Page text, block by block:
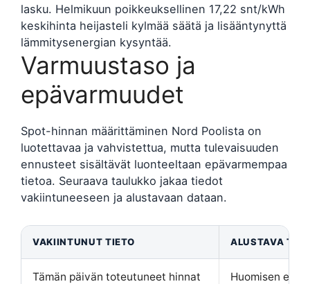
lasku. Helmikuun poikkeuksellinen 17,22 snt/kWh
keskihinta heijasteli kylmää säätä ja lisääntynyttä
lämmitysenergian kysyntää.
Varmuustaso ja
epävarmuudet
Spot-hinnan määrittäminen Nord Poolista on
luotettavaa ja vahvistettua, mutta tulevaisuuden
ennusteet sisältävät luonteeltaan epävarmempaa
tietoa. Seuraava taulukko jakaa tiedot
vakiintuneeseen ja alustavaan dataan.
VAKIINTUNUT TIETO ALUSTAVA
Tämän päivän toteutuneet hinnat Huomisen